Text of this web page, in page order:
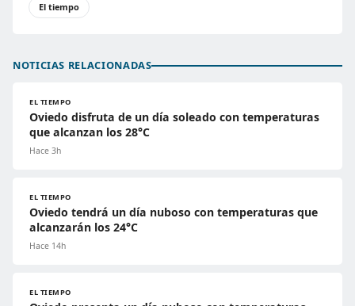
El tiempo
NOTICIAS RELACIONADAS
EL TIEMPO
Oviedo disfruta de un día soleado con temperaturas
que alcanzan los 28°C
Hace 3h
EL TIEMPO
Oviedo tendrá un día nuboso con temperaturas que
alcanzarán los 24°C
Hace 14h
EL TIEMPO